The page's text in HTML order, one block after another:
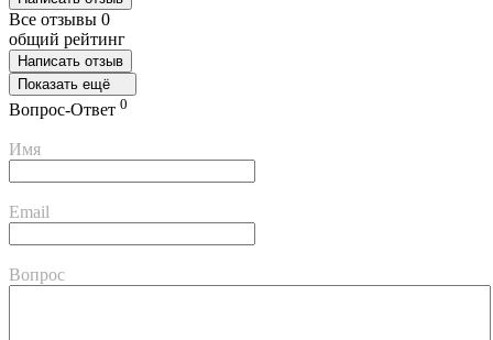
Все отзывы 0
общий рейтинг
Написать отзыв
Показать ещё
Вопрос-Ответ 0
Имя
Email
Вопрос